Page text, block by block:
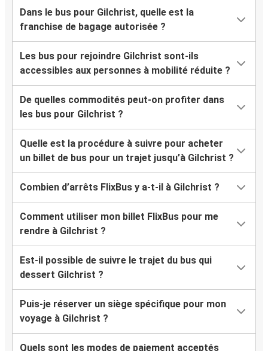
Dans le bus pour Gilchrist, quelle est la
franchise de bagage autorisée ?
Les bus pour rejoindre Gilchrist sont-ils
accessibles aux personnes à mobilité réduite ?
De quelles commodités peut-on profiter dans
les bus pour Gilchrist ?
Quelle est la procédure à suivre pour acheter
un billet de bus pour un trajet jusqu’à Gilchrist ?
Combien d’arrêts FlixBus y a-t-il à Gilchrist ?
Comment utiliser mon billet FlixBus pour me
rendre à Gilchrist ?
Est-il possible de suivre le trajet du bus qui
dessert Gilchrist ?
Puis-je réserver un siège spécifique pour mon
voyage à Gilchrist ?
Quels sont les modes de paiement acceptés